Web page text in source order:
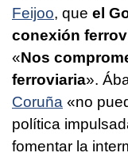
Feijoo, que el
conexión
«Nos
ferroviaria».
Coruña «no
política
fomentar la